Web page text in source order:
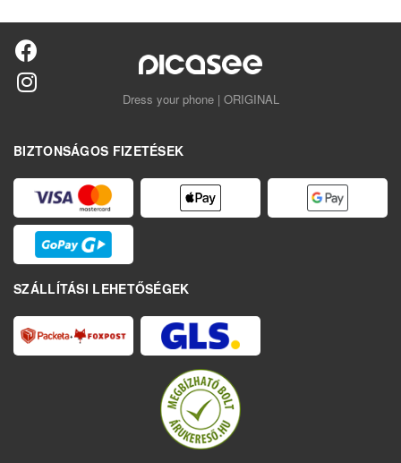
Dress your phone | ORIGINAL
BIZTONSÁGOS FIZETÉSEK
SZÁLLÍTÁSI LEHETŐSÉGEK